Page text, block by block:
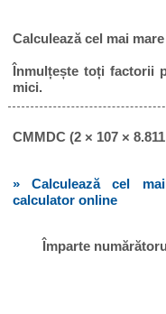
Calculează cel mai
Înmulțește toți factorii
mici.
CMMDC (2 × 107 ×
» Calculează cel
calculator online
Împarte